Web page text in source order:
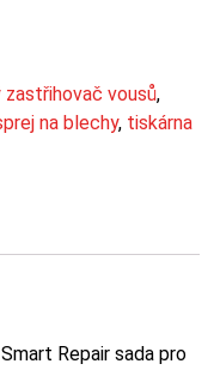
vousů,
na blechy, tiskárna
Repair sada pro